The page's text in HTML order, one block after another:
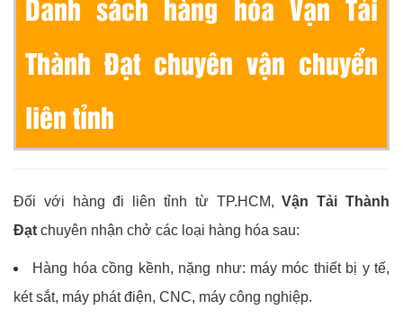
Danh sách hàng hóa Vạn Tải
Thành Đạt chuyên vận chuyển
liên tỉnh
Đối với hàng đi liên tỉnh từ TP.HCM,Vận Tải Thành
Đạt chuyên nhận chở các loại hàng hóa sau:
Hàng hóa cồng kềnh, nặng như: máy móc thiết bị y tế,
két sắt, máy phát điện, CNC, máy công nghiệp.